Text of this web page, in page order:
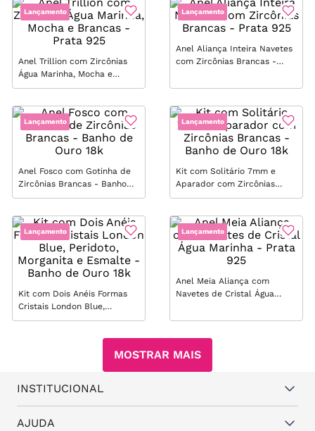
Lançamento
Anel Trillion com Zircônias
Água Marinha, Mocha e
Brancas - Prata 925
Lançamento
Anel Aliança Inteira Navetes
com Zircônias Brancas -
Lançamento
Anel Fosco com Gotinha de
Zircônias Brancas - Banho
de Ouro 18k
Lançamento
Kit com Solitário 7mm e
Aparador com Zircônias
Brancas - Banho de Ouro 18k
Lançamento
Kit com Dois Anéis Formas
Cristais London Blue,
Peridoto, Morganita e
Lançamento
Anel Meia Aliança com
Navetes de Cristal Água
MOSTRAR MAIS
INSTITUCIONAL
Quem somos
AJUDA